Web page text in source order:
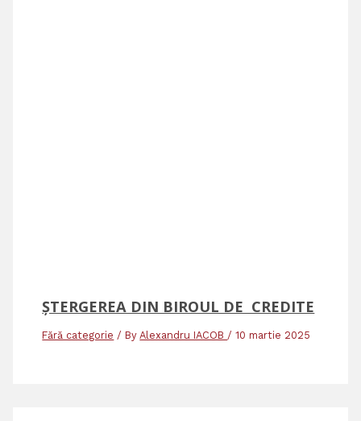
ȘTERGEREA DIN BIROUL DE CREDITE
Fără categorie / ByAlexandru IACOB /10 martie 2025